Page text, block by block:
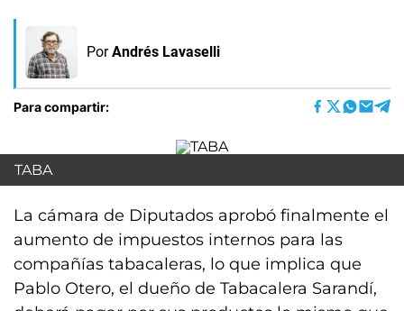
Por Andrés Lavaselli
Para compartir:
TABA
La cámara de Diputados aprobó finalmente el
aumento de impuestos internos para las
compañías tabacaleras, lo que implica que
Pablo Otero, el dueño de Tabacalera Sarandí,